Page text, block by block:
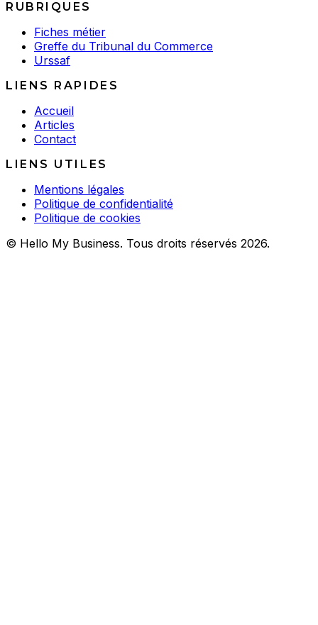
RUBRIQUES
Fiches métier
Greffe du Tribunal du Commerce
Urssaf
LIENS RAPIDES
Accueil
Articles
Contact
LIENS UTILES
Mentions légales
Politique de confidentialité
Politique de cookies
© Hello My Business. Tous droits réservés 2026.